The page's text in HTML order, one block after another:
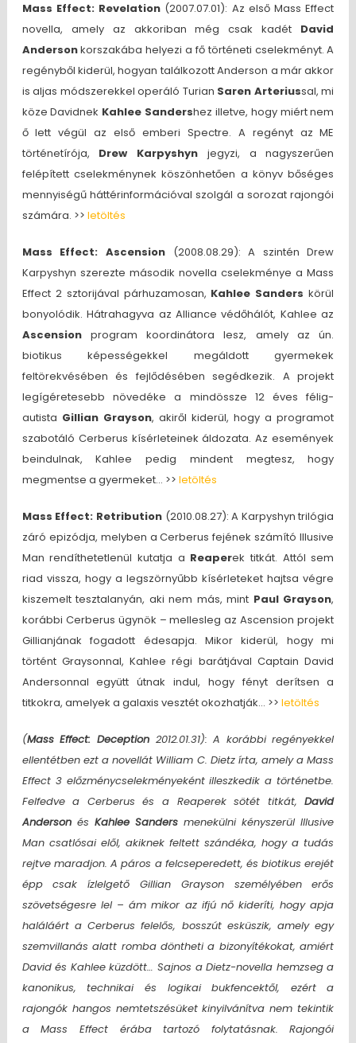
Mass Effect: Revelation (2007.07.01): Az első Mass Effect
novella, amely az akkoriban még csak kadét David
Andersonkorszakába helyezi a fő történeti cselekményt. A
regényből kiderül, hogyan találkozott Anderson a már akkor
is aljas módszerekkel operáló Turian Saren Arteriussal, mi
köze Davidnek Kahlee Sandershez illetve, hogy miért nem
ő lett végül az első emberi Spectre. A regényt az ME
történetírója, Drew Karpyshyn jegyzi, a nagyszerűen
felépített cselekménynek köszönhetően a könyv bőséges
mennyiségű háttérinformációval szolgál a sorozat rajongói
számára. >> letöltés
Mass Effect: Ascension(2008.08.29): A szintén Drew
Karpyshyn szerezte második novella cselekménye a Mass
Effect 2 sztorijával párhuzamosan, Kahlee Sanders körül
bonyolódik. Hátrahagyva az Alliance védőhálót, Kahlee az
Ascensionprogram koordinátora lesz, amely az ún.
biotikus képességekkel megáldott gyermekek
feltörekvésében és fejlődésében segédkezik. A projekt
legígéretesebb növedéke a mindössze 12 éves félig-
autista Gillian Grayson, akiről kiderül, hogy a programot
szabotáló Cerberus kísérleteinek áldozata. Az események
beindulnak, Kahlee pedig mindent megtesz, hogy
megmentse a gyermeket… >> letöltés
Mass Effect: Retribution(2010.08.27): A Karpyshyn trilógia
záró epizódja, melyben a Cerberus fejének számító Illusive
Man rendíthetetlenül kutatja a Reaperek titkát. Attól sem
riad vissza, hogy a legszörnyűbb kísérleteket hajtsa végre
kiszemelt tesztalanyán, aki nem más, mint Paul Grayson,
korábbi Cerberus ügynök – mellesleg az Ascension projekt
Gillianjának fogadott édesapja. Mikor kiderül, hogy mi
történt Graysonnal, Kahlee régi barátjával Captain David
Andersonnal együtt útnak indul, hogy fényt derítsen a
titkokra, amelyek a galaxis vesztét okozhatják… >> letöltés
(Mass Effect: Deception2012.01.31): A korábbi regényekkel
ellentétben ezt a novellát William C. Dietz írta, amely a Mass
Effect 3 előzménycselekményeként illeszkedik a történetbe.
Felfedve a Cerberus és a Reaperek sötét titkát,David
Andersonés Kahlee Sanders menekülni kényszerül Illusive
Man csatlósai elől, akiknek feltett szándéka, hogy a tudás
rejtve maradjon. A páros a felcseperedett, és biotikus erejét
épp csak ízlelgető Gillian Grayson személyében erős
szövetségesre lel – ám mikor az ifjú nő kideríti, hogy apja
haláláért a Cerberus felelős, bosszút esküszik, amely egy
szemvillanás alatt romba döntheti a bizonyítékokat, amiért
David és Kahlee küzdött… Sajnos a Dietz-novella hemzseg a
kanonikus, technikai és logikai bukfencektől, ezért a
rajongók hangos nemtetszésüket kinyilvánítva nem tekintik
a Mass Effect érába tartozó folytatásnak. Rajongói